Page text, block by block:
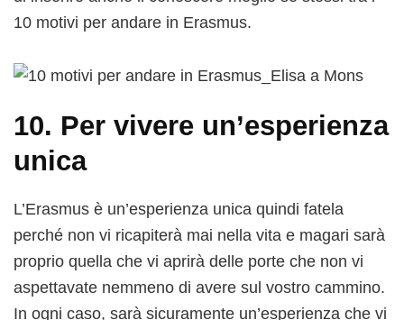
10 motivi per andare in Erasmus.
10. Per vivere un’esperienza
unica
L’Erasmus è un’esperienza unica quindi fatela
perché non vi ricapiterà mai nella vita e magari sarà
proprio quella che vi aprirà delle porte che non vi
aspettavate nemmeno di avere sul vostro cammino.
In ogni caso, sarà sicuramente un’esperienza che vi